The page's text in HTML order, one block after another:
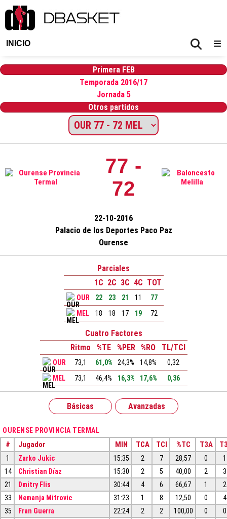
INICIO
Primera FEB
Temporada 2016/17
Jornada 5
Otros partidos
77 -
72
22-10-2016
Palacio de los Deportes Paco Paz
Ourense
Parciales
1C 2C 3C 4C TOT
OUR 22 23 21 11
77
MEL
18 18 17 19 72
Cuatro Factores
Ritmo
%TE %PER %RO TL/TCI
OUR 73,1 61,0% 24,3% 14,8%
0,32
MEL
73,1 46,4% 16,3% 17,6% 0,36
Básicas Avanzadas
OURENSE PROVINCIA TERMAL
# Jugador MIN TCA TCI %TC T3A
1 Zarko Jukic 15:35 2 7 28,57 0
1
14
Christian Díaz 15:30 2 5 40,00 2
3
21
Dmitry Flis 30:44 4 6 66,67 1
2
33
Nemanja Mitrovic 31:23 1 8 12,50 0
4
35
Fran Guerra 22:24 2 2 100,00 0
0